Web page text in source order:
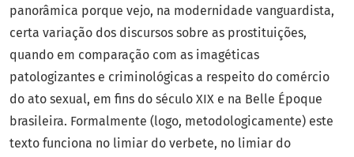
panorâmica porque vejo, na modernidade vanguardista,
certa variação dos discursos sobre as prostituições,
quando em comparação com as imagéticas
patologizantes e criminológicas a respeito do comércio
do ato sexual, em fins do século XIX e na Belle Époque
brasileira. Formalmente (logo, metodologicamente) este
texto funciona no limiar do verbete, no limiar do